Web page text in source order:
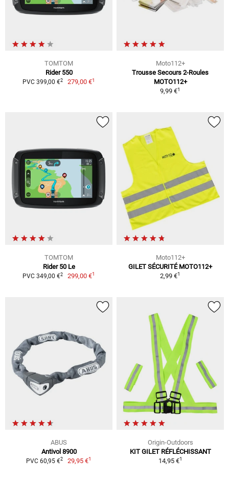
TOMTOM
Rider 550
PVC 399,00 €2 279,00 €1
Moto112+
Trousse Secours 2-Roules
MOTO112+
9,99 €1
TOMTOM
Rider 50 Le
PVC 349,00 €2 299,00 €1
Moto112+
GILET SÉCURITÉ MOTO112+
2,99 €1
ABUS
Antivol 8900
PVC 60,95 €2 29,95 €1
Origin-Outdoors
KIT GILET RÉFLÉCHISSANT
14,95 €1